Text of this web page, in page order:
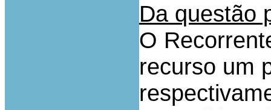
Da questão
O
recurso um